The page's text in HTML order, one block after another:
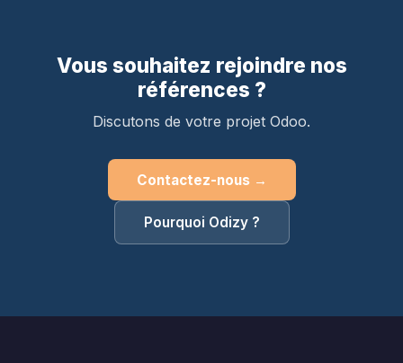
Vous souhaitez rejoindre nos
références ?
Discutons de votre projet Odoo.
Contactez-nous →
Pourquoi Odizy ?